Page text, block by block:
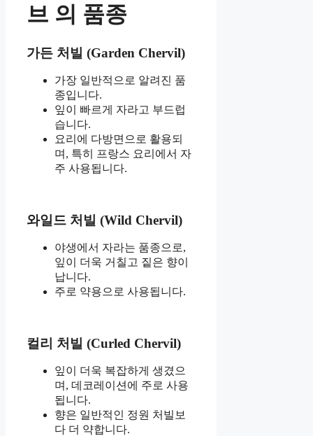
브 의 품종
가든 처빌 (Garden Chervil)
가장 일반적으로 알려진 품
종입니다.
잎이 빠르게 자라고 부드럽
습니다.
요리에 다방면으로 활용되
며, 특히 프랑스 요리에서 자
주 사용됩니다.
와일드 처빌 (Wild Chervil)
야생에서 자라는 품종으로,
잎이 더욱 거칠고 짙은 향이
납니다.
주로 약용으로 사용됩니다.
컬리 처빌 (Curled Chervil)
잎이 더욱 복잡하게 생겼으
며, 데코레이션에 주로 사용
됩니다.
향은 일반적인 정원 처빌보
다 더 약합니다.